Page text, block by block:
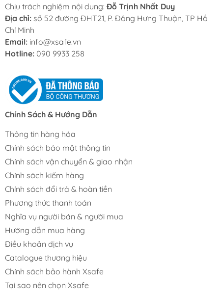
Chịu trách nghiệm nội dung: Đỗ Trịnh Nhất Duy
Địa chỉ: số 52 đường ĐHT21, P. Đông Hưng Thuận, TP Hồ
Chí Minh
Email: info@xsafe.vn
Hotline: 090 9933 258
Chính Sách & Hướng Dẫn
Thông tin hàng hóa
Chính sách bảo mật thông tin
Chính sách vận chuyển & giao nhận
Chính sách kiểm hàng
Chính sách đổi trả & hoàn tiền
Phương thức thanh toán
Nghĩa vụ người bán & người mua
Hướng dẫn mua hàng
Điều khoản dịch vụ
Catalogue thương hiệu
Chính sách bảo hành Xsafe
Tại sao nên chọn Xsafe